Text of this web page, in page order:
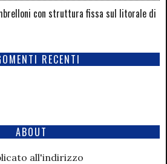
con struttura fissa sul litorale di
RECENTI
ABOUT
all'indirizzo